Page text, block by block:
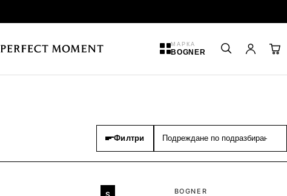
МАРКА
BOGNER
Филтри
BOGNER